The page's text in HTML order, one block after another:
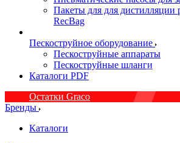
Пакеты для для дистилляции
RecBag
Пескоструйное оборудование
Пескоструйные аппараты
Пескоструйные шланги
Каталоги PDF
Остатки Graco
Бренды
Каталоги